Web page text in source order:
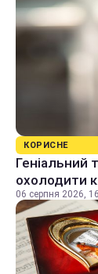
КОРИСНЕ
Геніальний
охолодити
06 серпня 2026,